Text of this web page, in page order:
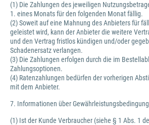
(1) Die Zahlungen des jeweiligen
1. eines Monats für den folgenden Monat fällig.
(2) Soweit auf eine Mahnung des Anbieters für
geleistet wird, kann der Anbieter die weitere
und den Vertrag fristlos kündigen und/oder
Schadenersatz verlangen.
(3) Die Zahlungen erfolgen durch die im
Zahlungsoptionen.
(4) Ratenzahlungen bedürfen der vorherigen
mit dem Anbieter.
7. Informationen über
(1) Ist der Kunde Verbraucher (siehe § 1 Abs. 1